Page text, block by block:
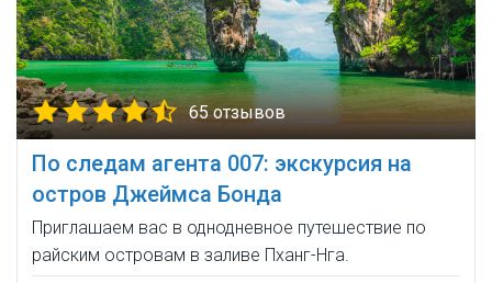
65 отзывов
По следам агента 007: экскурсия на
остров Джеймса Бонда
Приглашаем вас в однодневное путешествие по
райским островам в заливе Пханг-Нга.